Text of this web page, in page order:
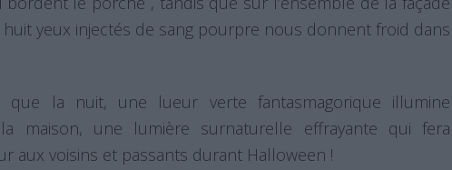
huit yeux injectés de sang pourpre nous donnent froid dans
que la nuit, une lueur verte fantasmagorique illumine
maison, une lumière surnaturelle effrayante qui fera
aux voisins et passants durant Halloween !